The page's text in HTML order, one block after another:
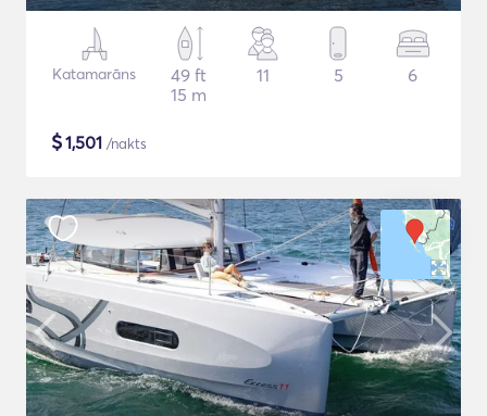
Katamarāns
49 ft
15 m
11 5 6
$1,501 /nakts